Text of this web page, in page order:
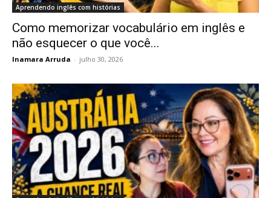
Aprendendo inglês com histórias
Como memorizar vocabulário em inglês e
não esquecer o que você...
Inamara Arruda - julho 30, 2026